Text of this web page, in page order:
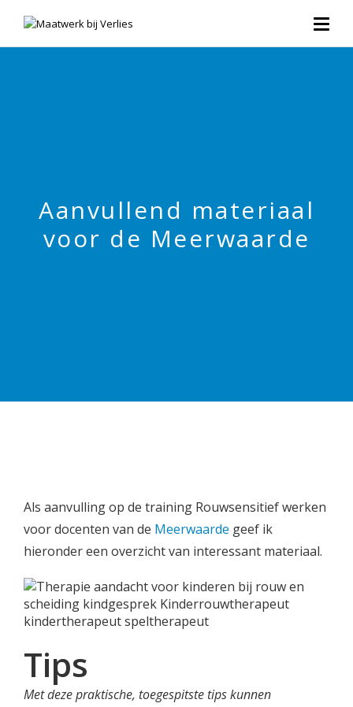
Aanvullend materiaal
voor de Meerwaarde
Als aanvulling op de training Rouwsensitief werken
voor docenten van de Meerwaarde geef ik
hieronder een overzicht van interessant materiaal.
Tips
Met deze praktische, toegespitste tips kunnen